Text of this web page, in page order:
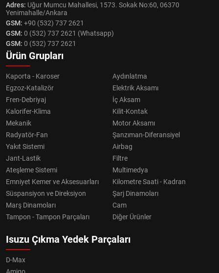
Adres: Uğur Mumcu Mahallesi, 1573. Sokak No:60, 06370
Yenimahalle/Ankara
GSM: +90 (532) 737 2621
GSM: 0 (532) 737 2621 (Whatsapp)
GSM: 0 (532) 737 2621
Ürün Grupları
Kaporta - Karoser
Aydınlatma
Egzoz-Katalizör
Elektrik Aksamı
Fren-Debriyaj
İç Aksam
Kalorifer-Klima
Kilit-Kontak
Mekanik
Motor Aksamı
Radyatör-Fan
Şanzıman-Diferansiyel
Yakıt Sistemi
Airbag
Jant-Lastik
Filtre
Ateşleme Sistemi
Multimedya
Emniyet Kemer ve Aksesuarları
Kilometre Saati - Kadran
Süspansiyon ve Direksiyon
Şarj Dinamoları
Marş Dinamoları
Cam
Tampon - Tampon Parçaları
Diğer Ürünler
Isuzu Çıkma Yedek Parçaları
D-Max
Amigo